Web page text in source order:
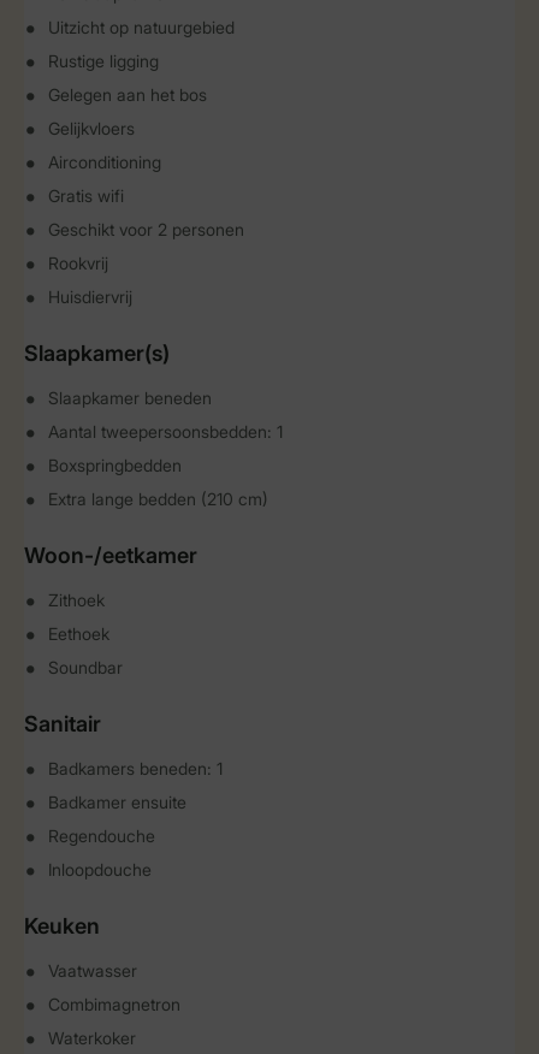
Uitzicht op natuurgebied
Rustige ligging
Gelegen aan het bos
Gelijkvloers
Airconditioning
Gratis wifi
Geschikt voor 2 personen
Rookvrij
Huisdiervrij
Slaapkamer(s)
Slaapkamer beneden
Aantal tweepersoonsbedden: 1
Boxspringbedden
Extra lange bedden (210 cm)
Woon-/eetkamer
Zithoek
Eethoek
Soundbar
Sanitair
Badkamers beneden: 1
Badkamer ensuite
Regendouche
Inloopdouche
Keuken
Vaatwasser
Combimagnetron
Waterkoker